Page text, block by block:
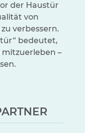
der Haustür
von
verbessern.
bedeutet,
–